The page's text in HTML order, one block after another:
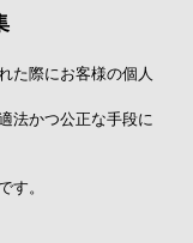
た際にお客様の個人
法かつ公正な手段に
す。